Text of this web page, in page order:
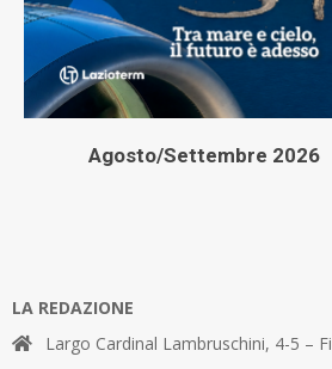
Agosto/Settembre 2026
LA REDAZIONE
Largo Cardinal Lambruschini, 4-5 –